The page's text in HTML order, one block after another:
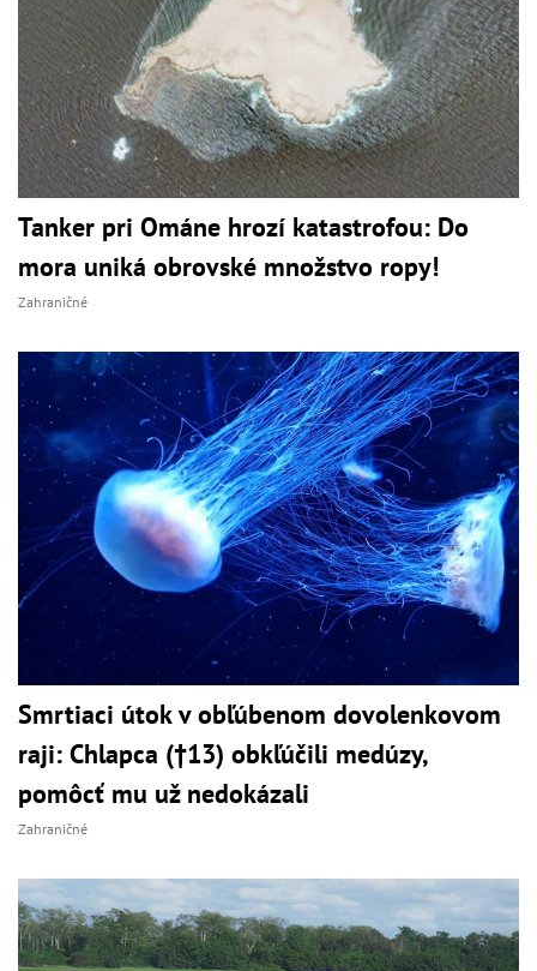
Tanker pri Ománe hrozí katastrofou: Do
mora uniká obrovské množstvo ropy!
Zahraničné
Smrtiaci útok v obľúbenom dovolenkovom
raji: Chlapca (†13) obkľúčili medúzy,
pomôcť mu už nedokázali
Zahraničné